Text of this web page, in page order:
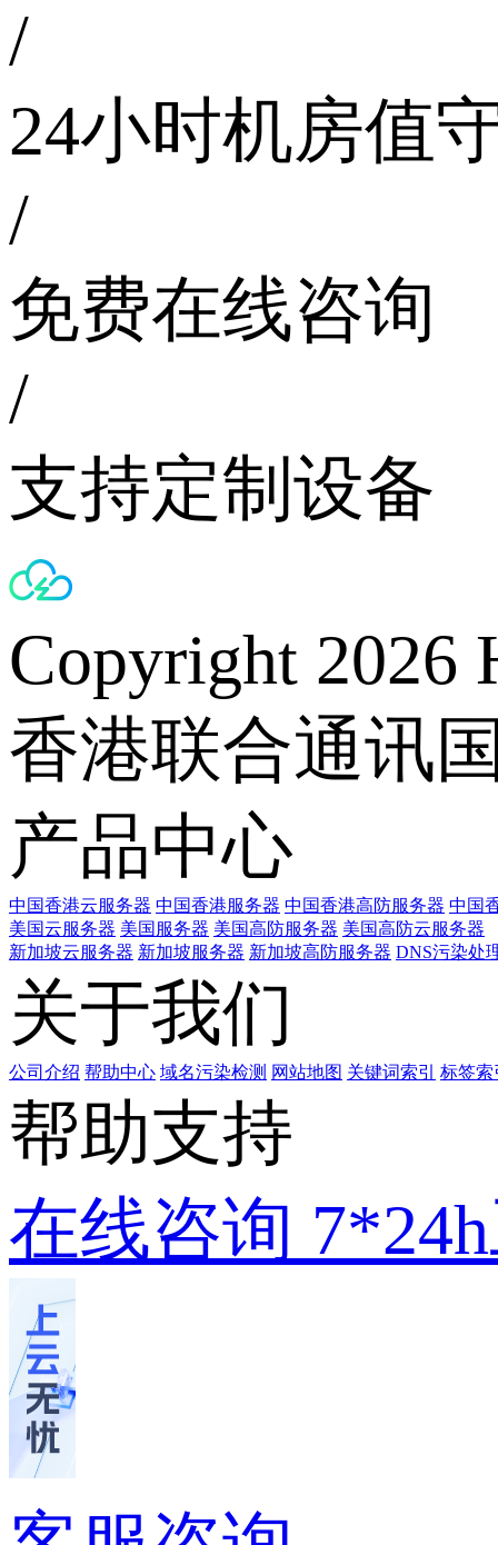
/
24小时机房值
/
免费在线咨询
/
支持定制设备
Copyright 2026
香港联合通讯
产品中心
中国香港云服务器 中国香港服务器 中国香港高防服务器 中国
美国云服务器 美国服务器 美国高防服务器 美国高防云服务器
新加坡云服务器 新加坡服务器 新加坡高防服务器 DNS污染处
关于我们
公司介绍 帮助中心 域名污染检测 网站地图 关键词索引 标签索
帮助支持
在线咨询